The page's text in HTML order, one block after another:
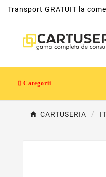
Transport GRATUIT la
Categorii
CARTUSERIA